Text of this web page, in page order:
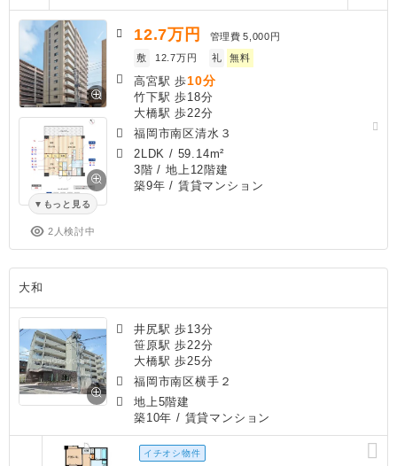
もっと見る
2人検討中
12.7万円 管理費 5,000円
敷
12.7万円 礼 無料
高宮駅 歩10分
竹下駅 歩18分
大橋駅 歩22分
福岡市南区清水３
2LDK / 59.14m²
3階 / 地上12階建
築9年 / 賃貸マンション
大和
井尻駅 歩13分
笹原駅 歩22分
大橋駅 歩25分
福岡市南区横手２
地上5階建
築10年 / 賃貸マンション
イチオシ物件